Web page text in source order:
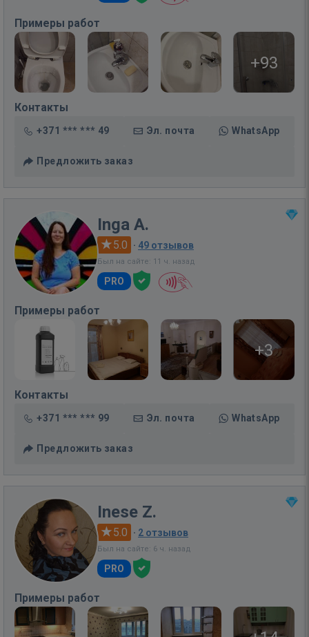
Примеры работ
+93
Контакты
+371 *** *** 49 Эл. почта WhatsApp
Предложить заказ
Inga A.
5.0 · 49 отзывов
Был на сайте: 11 ч. назад
PRO
Примеры работ
+3
Контакты
+371 *** *** 99 Эл. почта WhatsApp
Предложить заказ
Inese Z.
5.0 · 2 отзывов
Был на сайте: 6 ч. назад
PRO
Примеры работ